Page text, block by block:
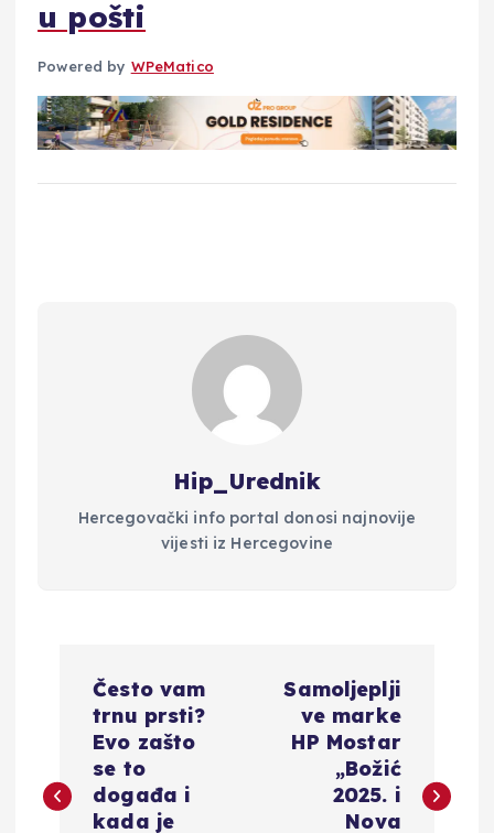
u pošti
Powered by WPeMatico
Hip_Urednik
Hercegovački info portal donosi najnovije
vijesti iz Hercegovine
v
Često vam
trnu prsti?
Evo zašto
se to
događa i
kada je
Samoljeplji
ve marke
HP Mostar
„Božić
2025. i
Nova